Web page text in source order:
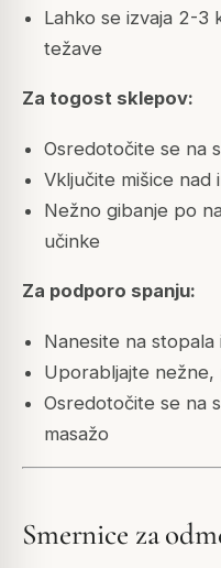
Lahko se izvaja 2-3
težave
Za togost sklepov:
Osredotočite se na
Vključite mišice nad
Nežno gibanje po
učinke
Za podporo spanju:
Nanesite na
Uporabljajte nežne,
Osredotočite se na
masažo
Smernice za